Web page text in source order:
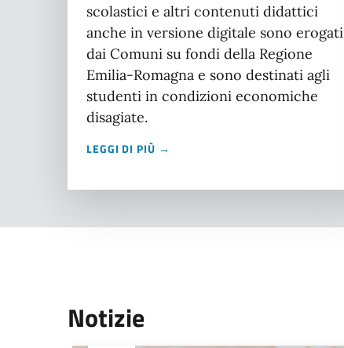
scolastici e altri contenuti didattici
anche in versione digitale sono erogati
dai Comuni su fondi della Regione
Emilia-Romagna e sono destinati agli
studenti in condizioni economiche
disagiate.
LEGGI DI PIÙ →
Notizie